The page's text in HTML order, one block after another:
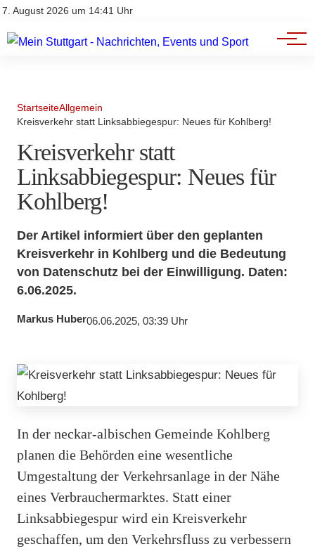
7. August 2026 um 14:41 Uhr
Impressum
Branchenbuch
Werbung
StartseiteAllgemein
Kreisverkehr statt Linksabbiegespur: Neues für Kohlberg!
Kreisverkehr statt
Linksabbiegespur: Neues für
Kohlberg!
Der Artikel informiert über den geplanten
Kreisverkehr in Kohlberg und die Bedeutung
von Datenschutz bei der Einwilligung. Daten:
6.06.2025.
Markus Huber06.06.2025, 03:39 Uhr
In der neckar-albischen Gemeinde Kohlberg
planen die Behörden eine wesentliche
Umgestaltung der Verkehrsanlage in der Nähe
eines Verbrauchermarktes. Statt einer
Linksabbiegespur wird ein Kreisverkehr
geschaffen, um den Verkehrsfluss zu verbessern